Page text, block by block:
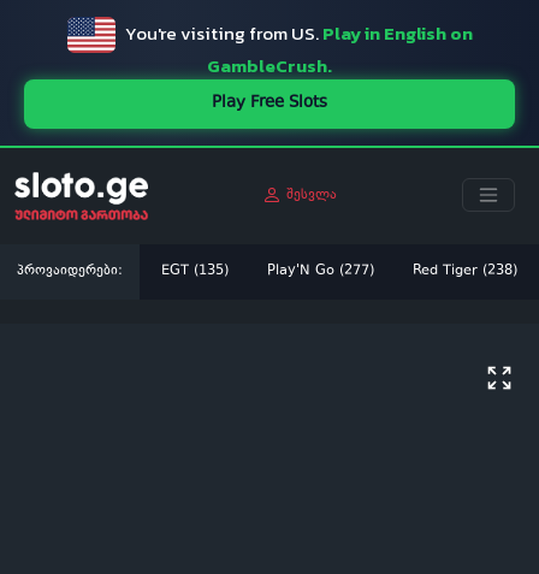
You're visiting from US.Play in English on
GambleCrush.
Play Free Slots
შესვლა
პროვაიდერები: EGT (135) Play'N Go (277) Red Tiger (238)